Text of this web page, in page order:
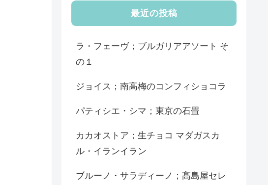
最近の投稿
ラ・フェーヴ；ブルガリアアソート そ
の１
ジョイス；南高梅のコンフィショコラ
パティシエ・シマ；東京の石畳
カカオストア；生チョコ マダガスカ
ル・イランイラン
ブルーノ・サラディーノ；髙島屋セレ